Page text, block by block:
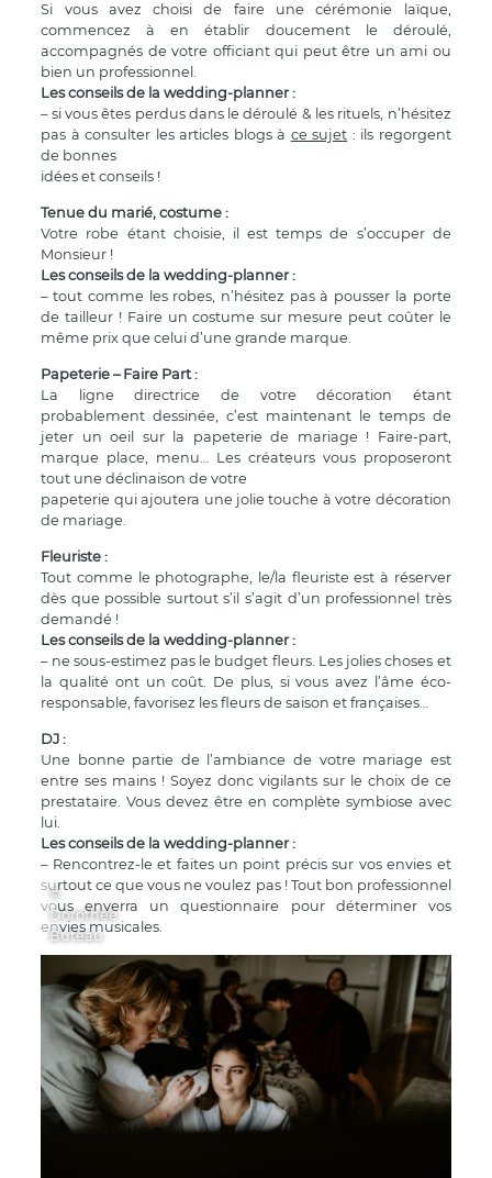
Si vous avez choisi de faire une cérémonie laïque,
commencez à en établir doucement le déroulé,
accompagnés de votre officiant qui peut être un ami ou
bien un professionnel.
Les conseils de la wedding-planner :
– si vous êtes perdus dans le déroulé & les rituels, n’hésitez
pas à consulter les articles blogs à ce sujet : ils regorgent
de bonnes
idées et conseils !
Tenue du marié, costume :
Votre robe étant choisie, il est temps de s’occuper de
Monsieur !
Les conseils de la wedding-planner :
– tout comme les robes, n’hésitez pas à pousser la porte
de tailleur ! Faire un costume sur mesure peut coûter le
même prix que celui d’une grande marque.
Papeterie – Faire Part :
La ligne directrice de votre décoration étant
probablement dessinée, c’est maintenant le temps de
jeter un oeil sur la papeterie de mariage ! Faire-part,
marque place, menu… Les créateurs vous proposeront
tout une déclinaison de votre
papeterie qui ajoutera une jolie touche à votre décoration
de mariage.
Fleuriste :
Tout comme le photographe, le/la fleuriste est à réserver
dès que possible surtout s’il s’agit d’un professionnel très
demandé !
Les conseils de la wedding-planner :
– ne sous-estimez pas le budget fleurs. Les jolies choses et
la qualité ont un coût. De plus, si vous avez l’âme éco-
responsable, favorisez les fleurs de saison et françaises…
DJ :
Une bonne partie de l’ambiance de votre mariage est
entre ses mains ! Soyez donc vigilants sur le choix de ce
prestataire. Vous devez être en complète symbiose avec
lui.
Les conseils de la wedding-planner :
– Rencontrez-le et faites un point précis sur vos envies et
surtout ce que vous ne voulez pas ! Tout bon professionnel
vous enverra un questionnaire pour déterminer vos
envies musicales.
©
Dorothée
Buteau